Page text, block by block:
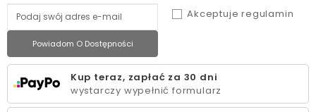
Akceptuje regulamin
Powiadom O Dostępności
Kup teraz, zapłać za 30 dni
wystarczy wypełnić formularz